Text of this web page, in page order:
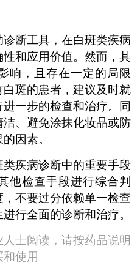
断工具，在白斑类疾病
和应用价值。然而，其
响，且存在一定的局限
斑的患者，建议及时就
一步的检查和治疗。同
、避免涂抹化妆品或防
因素。
疾病诊断中的重要手段
他检查手段进行综合判
不要过分依赖单一检查
行全面的诊断和治疗。
士阅读，请按药品说明
使用